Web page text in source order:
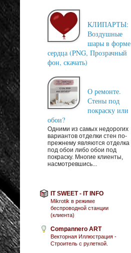
КЛИПАРТЫ:
Воздушные
шары в форме
сердца (PNG, Прозрачный
фон, скачать)
О ремонте.
Стены под
покраску или
обои?
Одними из самых недорогих
вариантов отделки стен по-
прежнему являются отделка
под обои либо обои под
покраску. Многие клиенты,
насмотревшись...
IT SWEET - IT INFO
Mikrotik в режиме
беспроводной станции
(клиента)
Compannero ART
Векторная Иллюстрация -
Строитель с рулеткой.